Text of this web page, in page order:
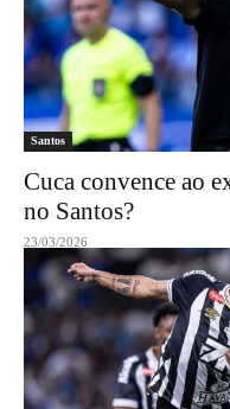
Santos
Cuca convence ao
no Santos?
23/03/2026